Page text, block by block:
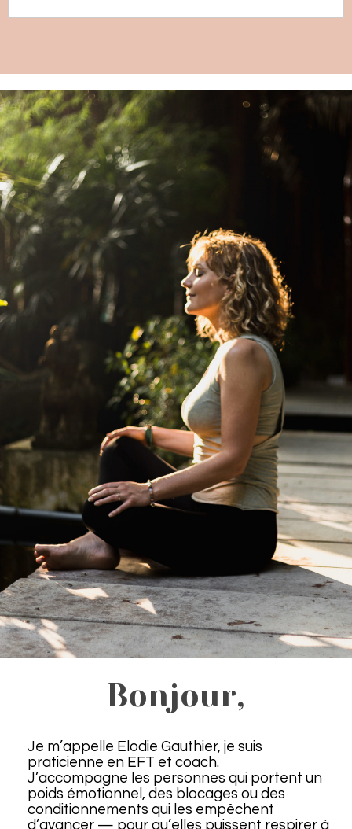
Bonjour,
Je m’appelle Elodie Gauthier, je suis
praticienne en EFT et coach.
J’accompagne les personnes qui portent un
poids émotionnel, des blocages ou des
conditionnements qui les empêchent
d’avancer — pour qu’elles puissent respirer à